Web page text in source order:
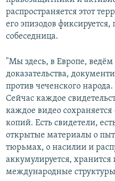
распространяется этот
его эпизодов фиксируется,
собеседница.
"Мы здесь, в Европе, ведём
доказательства,
против чеченского
Сейчас каждое
каждое видео сохраняется
копий. Есть свидетели,
открытые материалы о
тюрьмах, о насилии и
аккумулируется, хранится
международные